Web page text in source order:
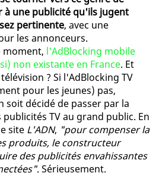
une publicité qu'ils jugent
pertinente, avec une
les annonceurs.
moment, l'AdBlocking mobile
non existante en France. Et
? Si l'AdBlocking TV
pour les jeunes) pas,
soit décidé de passer par la
TV au grand public. En
site L'ADN, "pour compenser la
produits, le constructeur
des publicités envahissantes
. Sérieusement.